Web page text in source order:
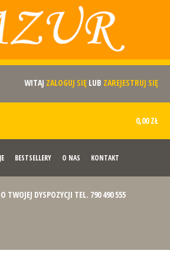
WITAJ ZALOGUJ SIĘ LUB ZAREJESTRUJ SIĘ
0,00 ZŁ
BESTSELLERY O NAS KONTAKT
TWOJEJ DYSPOZYCJI TEL. 790 490 555